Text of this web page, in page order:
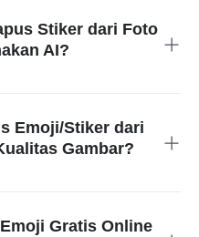
tinggi.Stiker dari Foto
AI?
Emoji/Stiker dari
Gambar?
Gratis Online